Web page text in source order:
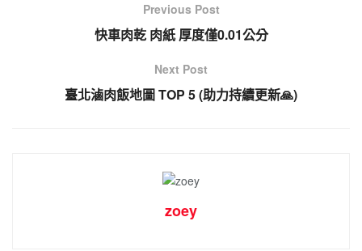
Previous Post
快車肉乾 肉紙 厚度僅0.01公分
Next Post
臺北滷肉飯地圖 TOP 5 (助力持續更新🙏)
zoey